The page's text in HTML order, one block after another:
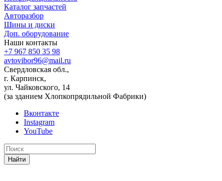
Каталог запчастей
Авторазбор
Шины и диски
Доп. оборудование
Наши контакты
+7 967 850 35 98
avtovibor96@mail.ru
Свердловская обл.,
г. Карпинск,
ул. Чайковского, 14
(за зданием Хлопкопрядильной Фабрики)
Вконтакте
Instagram
YouTube
Найти